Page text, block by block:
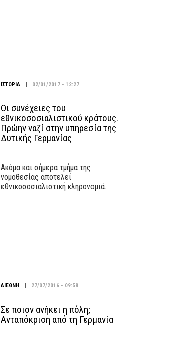
ΙΣΤΟΡΙΑ 02/01/2017 - 12:27
Οι συνέχειες του
εθνικοσοσιαλιστικού κράτους.
Πρώην ναζί στην υπηρεσία της
Δυτικής Γερμανίας
Aκόμα και σήμερα τμήμα της
νομοθεσίας αποτελεί
εθνικοσοσιαλιστική κληρονομιά.
ΔΙΕΘΝΗ 27/07/2016 - 09:58
Σε ποιον ανήκει η πόλη;
Ανταπόκριση από τη Γερμανία